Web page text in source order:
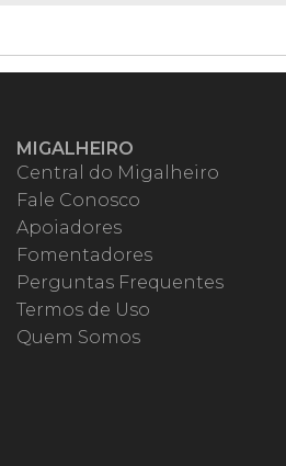
MIGALHEIRO
Central do Migalheiro
Fale Conosco
Apoiadores
Fomentadores
Perguntas Frequentes
Termos de Uso
Quem Somos